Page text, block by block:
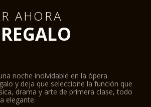
AHORA
noche inolvidable en la ópera.
y deja que seleccione la función que
drama y arte de primera clase, todo
elegante.